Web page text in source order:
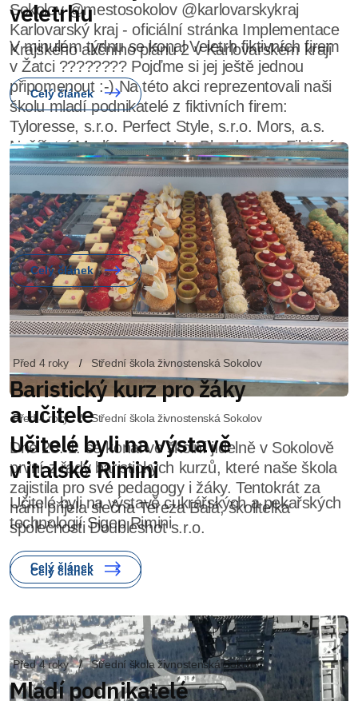
Sokolov @mestosokolov @karlovarskykraj
Karlovarský kraj - oficiální stránka Implementace
Krajského akčního plánu 2 v Karlovarském kraji
Celý článek
Před 4 roky Střední škola živnostenská Sokolov
Učitelé byli na výstavě
v italské Rimini
Učitelé byli na výstavě cukrářských a pekařských
technologií Sigep Rimini
Celý článek